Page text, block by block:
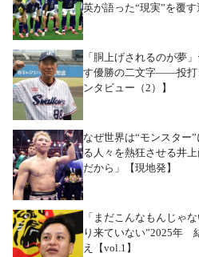
英が語った“現実”を覆
「胴上げされるのが夢
す優勝の二文字――投打
ンタビュー（2）】
なぜ世界は“モンスター
る人々を熱狂させる井
だから」【現地発】
「まだこんなもんじゃ
り来ていない”2025年
え【vol.1】